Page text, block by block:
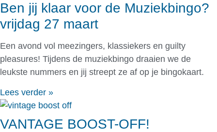
Ben jij klaar voor de Muziekbingo?
vrijdag 27 maart
Een avond vol meezingers, klassiekers en guilty
pleasures! Tijdens de muziekbingo draaien we de
leukste nummers en jij streept ze af op je bingokaart.
Lees verder »
VANTAGE BOOST-OFF!